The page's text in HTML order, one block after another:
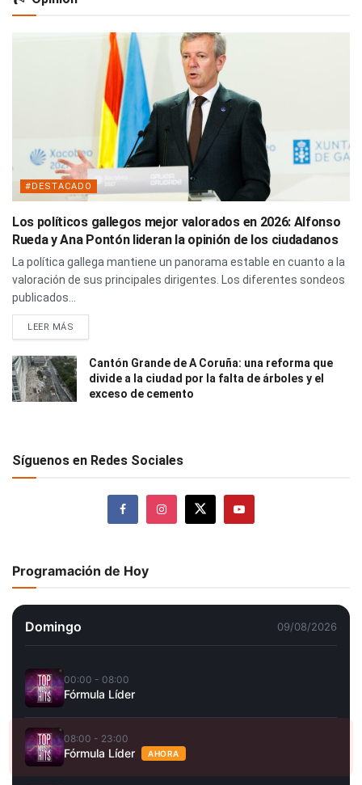
#DESTACADO
Los políticos gallegos mejor valorados en 2026: Alfonso
Rueda y Ana Pontón lideran la opinión de los ciudadanos
La política gallega mantiene un panorama estable en cuanto a la
valoración de sus principales dirigentes. Los diferentes sondeos
publicados...
LEER MÁS
Cantón Grande de A Coruña: una reforma que
divide a la ciudad por la falta de árboles y el
exceso de cemento
Síguenos en Redes Sociales
Programación de Hoy
Domingo 09/08/2026
00:00 - 08:00
Fórmula Líder
08:00 - 23:00
Fórmula Líder AHORA